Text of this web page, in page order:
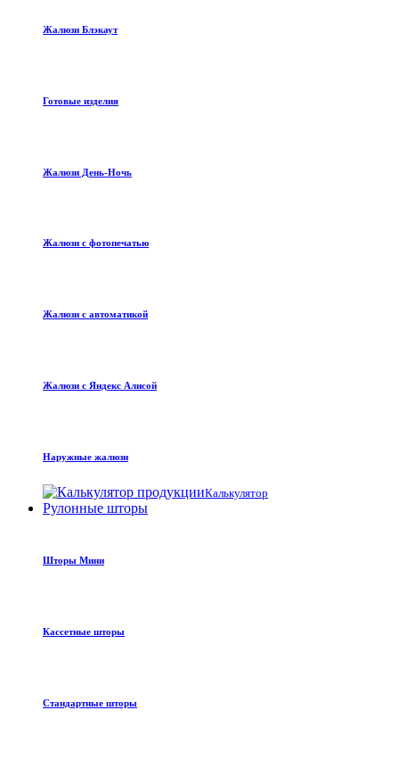
Жалюзи Блэкаут
Готовые изделия
Жалюзи День-Ночь
Жалюзи с фотопечатью
Жалюзи с автоматикой
Жалюзи с Яндекс Алисой
Наружные жалюзи
Калькулятор
Рулонные шторы
Шторы Мини
Кассетные шторы
Стандартные шторы